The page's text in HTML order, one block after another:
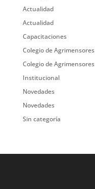
Actualidad
Actualidad
Capacitaciones
Colegio de Agrimensores
Colegio de Agrimensores
Institucional
Novedades
Novedades
Sin categoría